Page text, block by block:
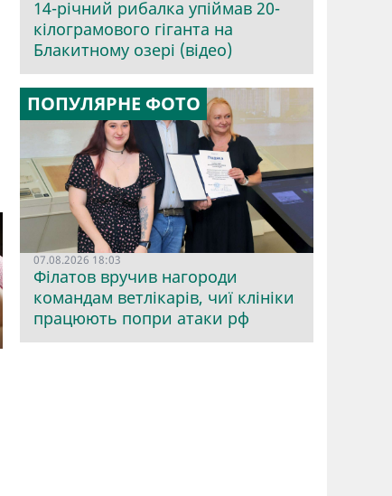
14-річний рибалка упіймав 20-
кілограмового гіганта на
Блакитному озері (відео)
ПОПУЛЯРНЕ ФОТО
07.08.2026 18:03
Філатов вручив нагороди
командам ветлікарів, чиї клініки
працюють попри атаки рф